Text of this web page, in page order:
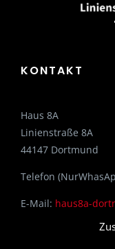
KONTAKT
Haus 8A
Linienstraße 8A
44147 Dortmund
Telefon
E-Mail: haus8a-